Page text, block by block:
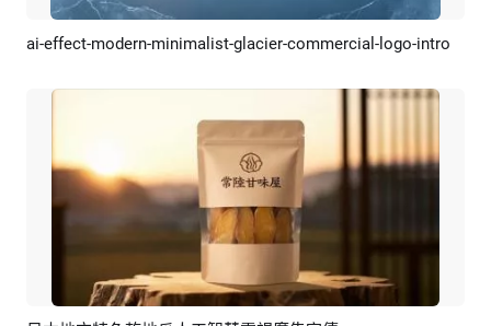
預覽 AI剪同款
ai-effect-modern-minimalist-glacier-commercial-logo-intro